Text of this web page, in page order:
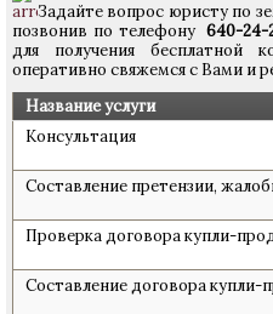
Задайте вопрос юристу по
позвонив по телефону 640-24-
для получения бесплатной
оперативно свяжемся с Вами и
Название услуги
Консультация
Составление претензии,
Проверка договора купли-
Составление договора купли-